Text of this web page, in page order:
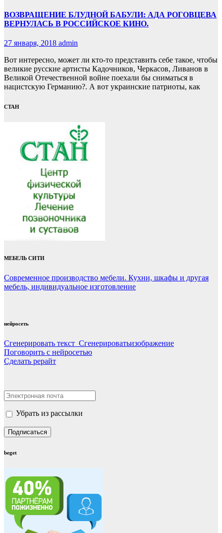
ВОЗВРАЩЕНИЕ БЛУДНОЙ БАБУЛИ: АДА РОГОВЦЕВА
ВЕРНУЛАСЬ В РОССИЙСКОЕ КИНО.
27 января, 2018 admin
Вот интересно, может ли кто-то представить себе такое, чтобы
великие русские артисты Кадочников, Черкасов, Ливанов в
Великой Отечественной войне поехали бы сниматься в
нацистскую Германию?. А вот украинские патриоты, как
СТАН
МЕБЕЛЬ СИТИ
Современное производство мебели. Кухни, шкафы и другая
мебель, индивидуальное изготовление
нейросеть
Сгенерировать текст Сгенерироватьизображение
Поговорить с нейросетью
Сделать рерайт
Убрать из рассылки
beget